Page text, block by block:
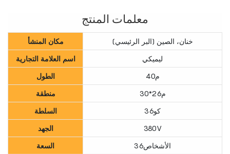
معلمات المنتج
مكان المنشأ
خنان، الصين (البر الرئيسي)
اسم العلامة التجارية
ليميكي
الطول
م40
منطقة
م26*30
السلطة
كو36
الجهد
380V
السعة
الأشخاص36